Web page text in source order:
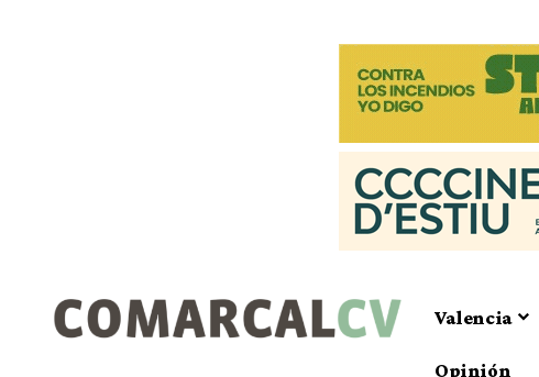
Valencia
Opinión